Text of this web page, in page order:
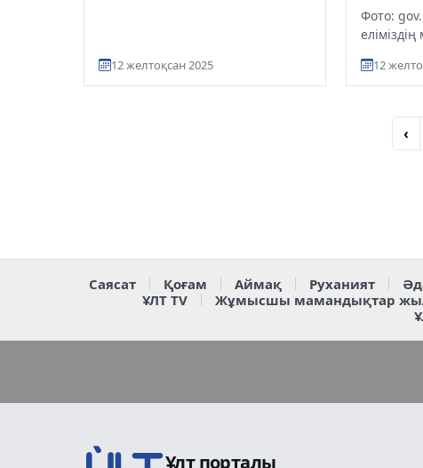
12 желтоқсан 2025
Фото:
бірі СМС
12
‹
Саясат Қоғам Аймақ Руханият
ҰЛТ TV
Жұмысшы мамандықтар
Ұлт порталы